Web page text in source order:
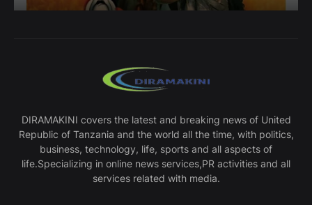
DIRAMAKINI covers the latest and breaking news of United
Republic of Tanzania and the world all the time, with politics,
business, technology, life, sports and all aspects of
life.Specializing in online news services,PR activities and all
services related with media.